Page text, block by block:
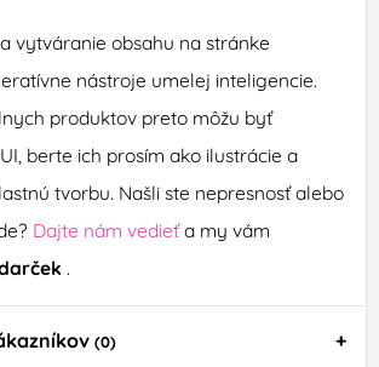
vytváranie obsahu na stránke
nástroje umelej inteligencie.
produktov preto môžu byť
berte ich prosím ako ilustrácie a
tvorbu. Našli ste nepresnosť alebo
Dajte nám vedieťa my vám
.
(0)